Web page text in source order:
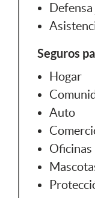
Seguros
Hogar
Auto
Oficinas